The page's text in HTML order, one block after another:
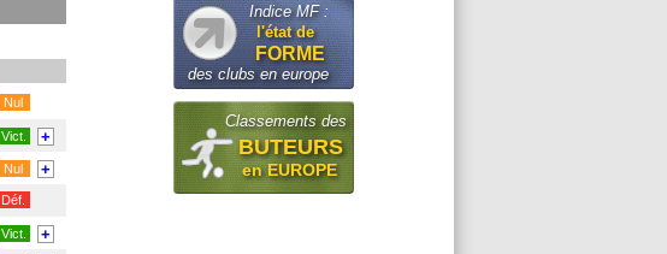
Nul
Vict. +
Nul +
Déf.
Vict. +
Indice MF :
l'état de
FORME
des clubs en europe
Classements des
BUTEURS
en EUROPE